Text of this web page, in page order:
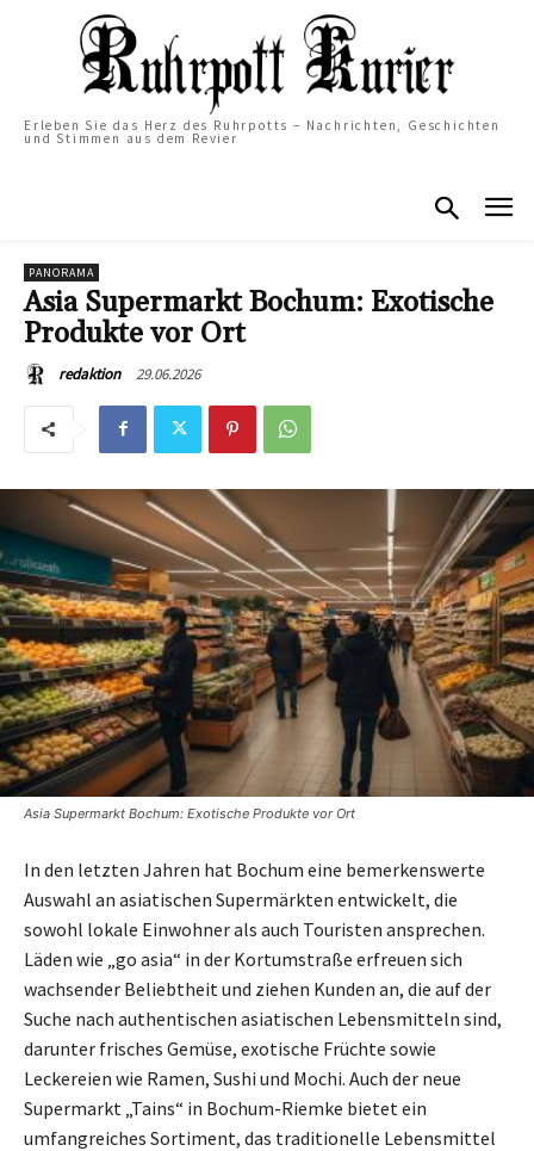
Erleben Sie das Herz des Ruhrpotts – Nachrichten, Geschichten
und Stimmen aus dem Revier
PANORAMA
Asia Supermarkt Bochum: Exotische
Produkte vor Ort
redaktion 29.06.2026
Asia Supermarkt Bochum: Exotische Produkte vor Ort
In den letzten Jahren hat Bochum eine bemerkenswerte
Auswahl an asiatischen Supermärkten entwickelt, die
sowohl lokale Einwohner als auch Touristen ansprechen.
Läden wie „go asia“ in der Kortumstraße erfreuen sich
wachsender Beliebtheit und ziehen Kunden an, die auf der
Suche nach authentischen asiatischen Lebensmitteln sind,
darunter frisches Gemüse, exotische Früchte sowie
Leckereien wie Ramen, Sushi und Mochi. Auch der neue
Supermarkt „Tains“ in Bochum-Riemke bietet ein
umfangreiches Sortiment, das traditionelle Lebensmittel